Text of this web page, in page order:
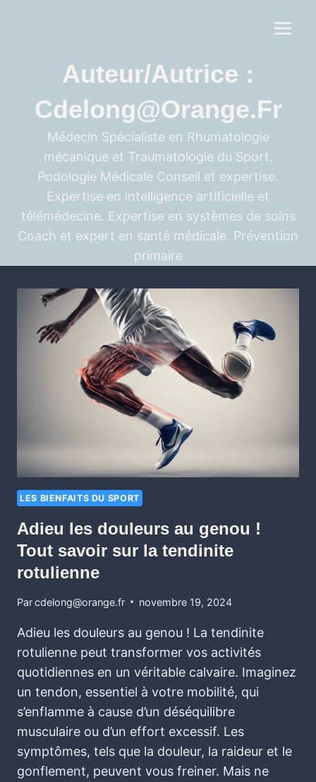
Auteur/autrice :
Cdelong@orange.fr
Médecin Spécialiste en Rhumatologie
mécanique et Traumatologie du Sport.
Podologie Médicale Conseil et expertise.
Expertise en intelligence artificielle et
télémédecine. Expertise en systèmes de soins
Coach et expert en santé médicale. Prévention
primaire
LES BIENFAITS DU SPORT
Adieu les douleurs au genou !
Tout savoir sur la tendinite
rotulienne
Parcdelong@orange.fr novembre 19, 2024
Adieu les douleurs au genou ! La tendinite
rotulienne peut transformer vos activités
quotidiennes en un véritable calvaire. Imaginez
un tendon, essentiel à votre mobilité, qui
s’enflamme à cause d’un déséquilibre
musculaire ou d’un effort excessif. Les
symptômes, tels que la douleur, la raideur et le
gonflement, peuvent vous freiner. Mais ne